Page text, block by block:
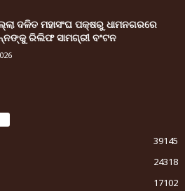
ଦଳିତ ମହାସଂଘ ପକ୍ଷରୁ ଧାମନଗରରେ
ରିଲିଫ ସାମଗ୍ରୀ ବଂଟନ
39145
24318
17102